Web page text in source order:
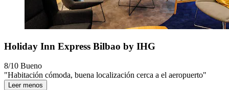
Holiday Inn Express Bilbao by IHG
8/10 Bueno
"Habitación cómoda, buena localización cerca a el aeropuerto"
Leer menos